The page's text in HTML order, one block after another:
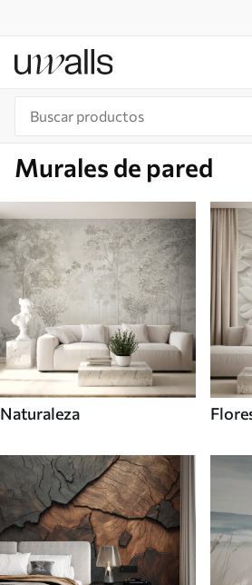
Murales de pared
Naturaleza